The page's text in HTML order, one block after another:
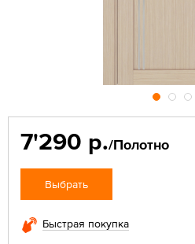
7'290 р./Полотно
Выбрать
Быстрая покупка